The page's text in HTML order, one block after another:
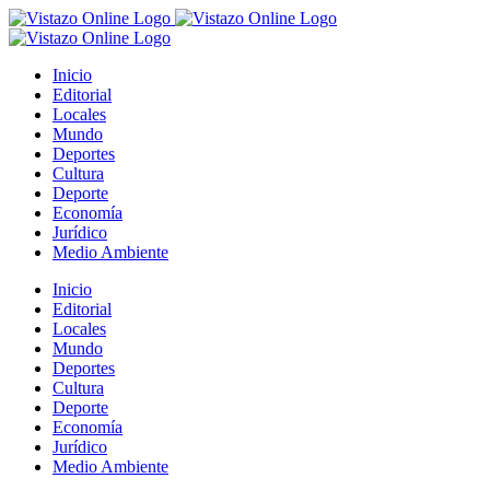
Saltar
al
Inicio
Editorial
Locales
Mundo
Deportes
Cultura
Deporte
Economía
Jurídico
Medio Ambiente
Inicio
Editorial
Locales
Mundo
Deportes
Cultura
Deporte
Economía
Jurídico
Medio Ambiente